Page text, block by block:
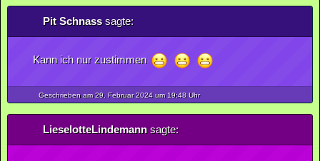
Pit Schnasssagte:
Kann ich nur zustimmen
Geschrieben am 29. Februar2024um 19:48 Uhr
LieselotteLindemannsagte: